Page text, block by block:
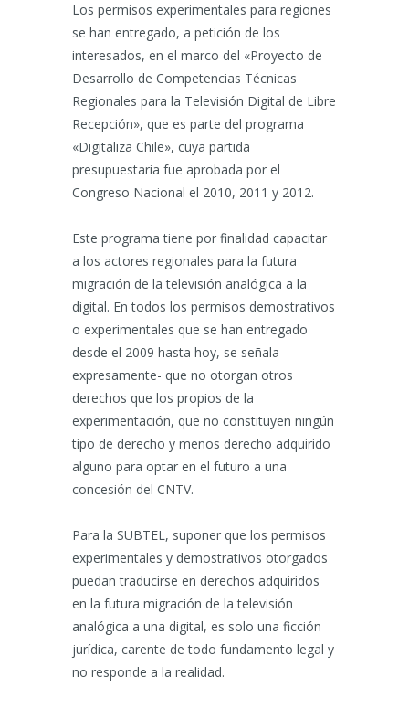
Los permisos experimentales para regiones
se han entregado, a petición de los
interesados, en el marco del «Proyecto de
Desarrollo de Competencias Técnicas
Regionales para la Televisión Digital de Libre
Recepción», que es parte del programa
«Digitaliza Chile», cuya partida
presupuestaria fue aprobada por el
Congreso Nacional el 2010, 2011 y 2012.
Este programa tiene por finalidad capacitar
a los actores regionales para la futura
migración de la televisión analógica a la
digital. En todos los permisos demostrativos
o experimentales que se han entregado
desde el 2009 hasta hoy, se señala –
expresamente- que no otorgan otros
derechos que los propios de la
experimentación, que no constituyen ningún
tipo de derecho y menos derecho adquirido
alguno para optar en el futuro a una
concesión del CNTV.
Para la SUBTEL, suponer que los permisos
experimentales y demostrativos otorgados
puedan traducirse en derechos adquiridos
en la futura migración de la televisión
analógica a una digital, es solo una ficción
jurídica, carente de todo fundamento legal y
no responde a la realidad.